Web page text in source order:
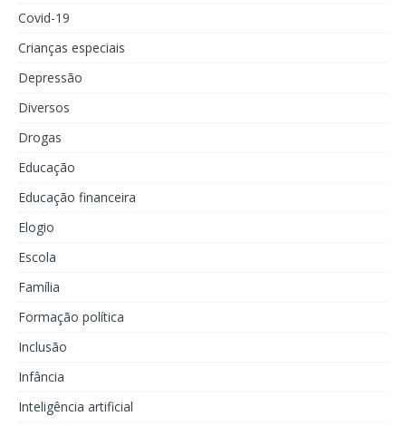
Covid-19
Crianças especiais
Depressão
Diversos
Drogas
Educação
Educação financeira
Elogio
Escola
Família
Formação política
Inclusão
Infância
Inteligência artificial